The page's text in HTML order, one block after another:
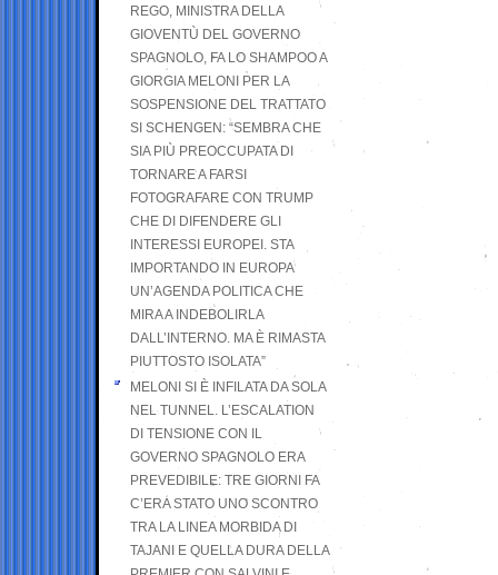
REGO, MINISTRA DELLA
GIOVENTÙ DEL GOVERNO
SPAGNOLO, FA LO SHAMPOO A
GIORGIA MELONI PER LA
SOSPENSIONE DEL TRATTATO
SI SCHENGEN: “SEMBRA CHE
SIA PIÙ PREOCCUPATA DI
TORNARE A FARSI
FOTOGRAFARE CON TRUMP
CHE DI DIFENDERE GLI
INTERESSI EUROPEI. STA
IMPORTANDO IN EUROPA
UN’AGENDA POLITICA CHE
MIRA A INDEBOLIRLA
DALL’INTERNO. MA È RIMASTA
PIUTTOSTO ISOLATA”
MELONI SI È INFILATA DA SOLA
NEL TUNNEL. L’ESCALATION
DI TENSIONE CON IL
GOVERNO SPAGNOLO ERA
PREVEDIBILE: TRE GIORNI FA
C’ERA STATO UNO SCONTRO
TRA LA LINEA MORBIDA DI
TAJANI E QUELLA DURA DELLA